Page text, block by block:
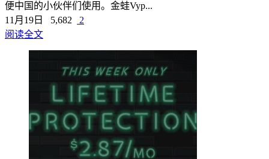
便中国的小伙伴们使用。金蛙Vyp...
11月19日
5,682
2
阅读全文